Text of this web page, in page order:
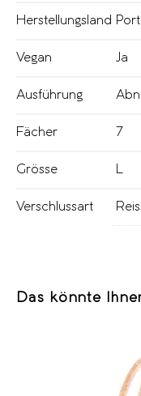
Herstellungsland
Vegan Ja
Ausführung
Fächer 7
Grösse
Verschlussart
Das könnte